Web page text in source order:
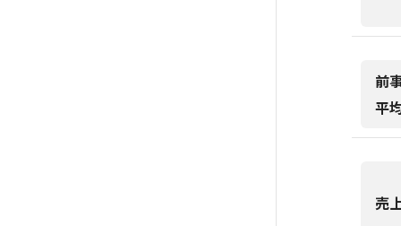
前
平
売